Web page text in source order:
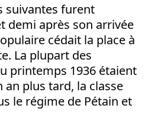
suivantes furent
demi après son arrivée
cédait la place à
La plupart des
printemps 1936 étaient
an plus tard, la classe
le régime de Pétain et